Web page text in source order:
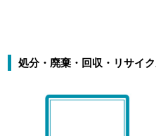
処分・廃棄・回収・リサイ